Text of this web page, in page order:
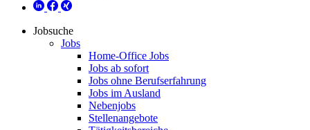
Jobsuche
Jobs
Home-Office Jobs
Jobs ab sofort
Jobs ohne Berufserfahrung
Jobs im Ausland
Nebenjobs
Stellenangebote